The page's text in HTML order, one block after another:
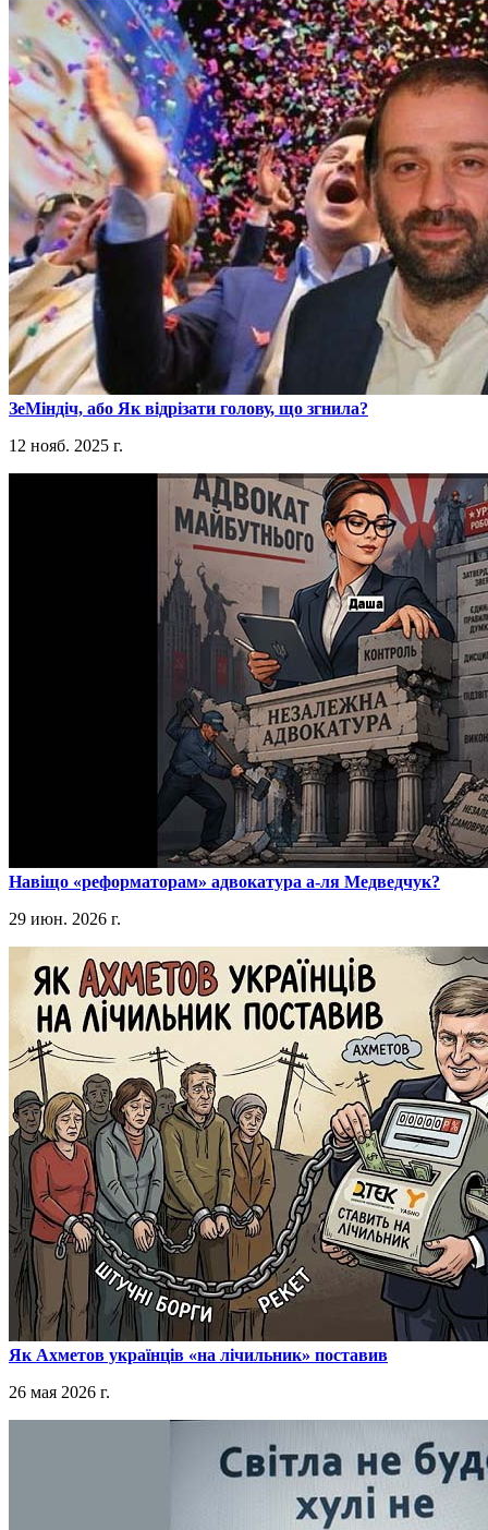
​ЗеМіндіч, або Як відрізати голову, що згнила?
12 нояб. 2025 г.
​Навіщо «реформаторам» адвокатура а-ля Медведчук?
29 июн. 2026 г.
​Як Ахметов українців «на лічильник» поставив
26 мая 2026 г.